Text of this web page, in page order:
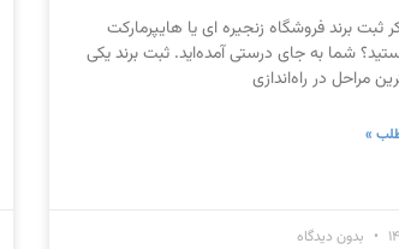
ثبت برند فروشگاه زنجیره ای یا هایپرمارکت
شما به جای درستی آمده‌اید. ثبت برند یکی
مراحل در راه‌اندازی
»
بدون دیدگاه